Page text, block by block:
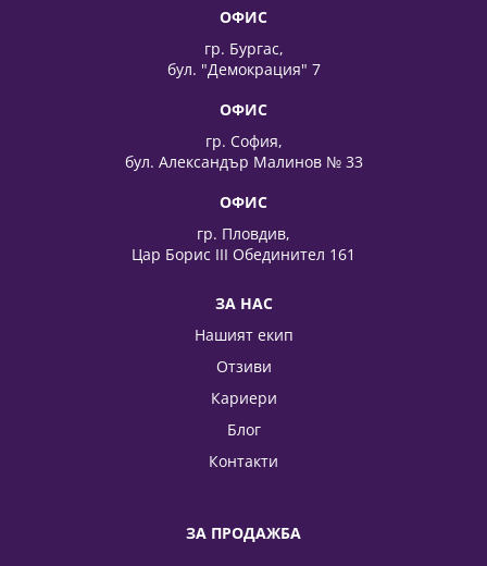
ОФИС
гр. Бургас,
бул. "Демокрация" 7
ОФИС
гр. София,
бул. Александър Малинов № 33
ОФИС
гр. Пловдив,
Цар Борис III Обединител 161
ЗА НАС
Нашият екип
Отзиви
Кариери
Блог
Контакти
ЗА ПРОДАЖБА